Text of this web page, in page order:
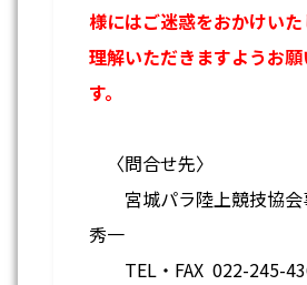
様にはご迷惑をおかけい
理解いただきますようお
す。
〈問合せ先〉
宮城パラ陸上競技協
秀一
TEL・FAX 022-245-